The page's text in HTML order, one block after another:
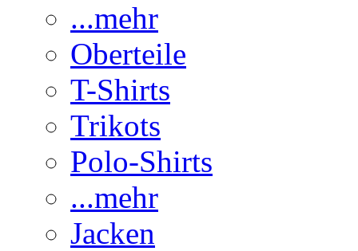
...mehr
Oberteile
T-Shirts
Trikots
Polo-Shirts
...mehr
Jacken